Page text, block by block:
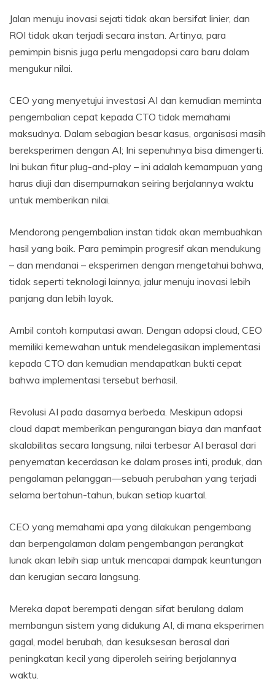
Jalan menuju inovasi sejati tidak akan bersifat linier, dan
ROI tidak akan terjadi secara instan. Artinya, para
pemimpin bisnis juga perlu mengadopsi cara baru dalam
mengukur nilai.
CEO yang menyetujui investasi AI dan kemudian meminta
pengembalian cepat kepada CTO tidak memahami
maksudnya. Dalam sebagian besar kasus, organisasi masih
bereksperimen dengan AI; Ini sepenuhnya bisa dimengerti.
Ini bukan fitur plug-and-play – ini adalah kemampuan yang
harus diuji dan disempurnakan seiring berjalannya waktu
untuk memberikan nilai.
Mendorong pengembalian instan tidak akan membuahkan
hasil yang baik. Para pemimpin progresif akan mendukung
– dan mendanai – eksperimen dengan mengetahui bahwa,
tidak seperti teknologi lainnya, jalur menuju inovasi lebih
panjang dan lebih layak.
Ambil contoh komputasi awan. Dengan adopsi cloud, CEO
memiliki kemewahan untuk mendelegasikan implementasi
kepada CTO dan kemudian mendapatkan bukti cepat
bahwa implementasi tersebut berhasil.
Revolusi AI pada dasarnya berbeda. Meskipun adopsi
cloud dapat memberikan pengurangan biaya dan manfaat
skalabilitas secara langsung, nilai terbesar AI berasal dari
penyematan kecerdasan ke dalam proses inti, produk, dan
pengalaman pelanggan—sebuah perubahan yang terjadi
selama bertahun-tahun, bukan setiap kuartal.
CEO yang memahami apa yang dilakukan pengembang
dan berpengalaman dalam pengembangan perangkat
lunak akan lebih siap untuk mencapai dampak keuntungan
dan kerugian secara langsung.
Mereka dapat berempati dengan sifat berulang dalam
membangun sistem yang didukung AI, di mana eksperimen
gagal, model berubah, dan kesuksesan berasal dari
peningkatan kecil yang diperoleh seiring berjalannya
waktu.